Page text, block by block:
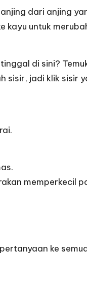
dari anjing
kayu untuk
di sini?
sisir, jadi klik
ke